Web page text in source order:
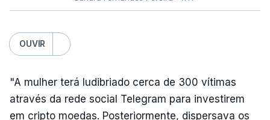
OUVIR
"A mulher terá ludibriado cerca de 300 vítimas
através da rede social Telegram para investirem
em cripto moedas. Posteriormente, dispersava os